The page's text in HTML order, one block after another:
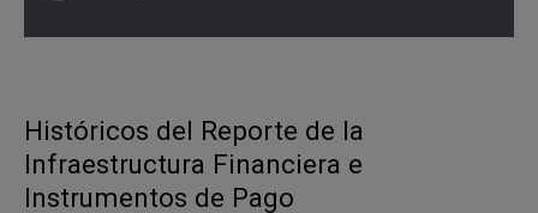
Históricos del Reporte de la
Infraestructura Financiera e
Instrumentos de Pago